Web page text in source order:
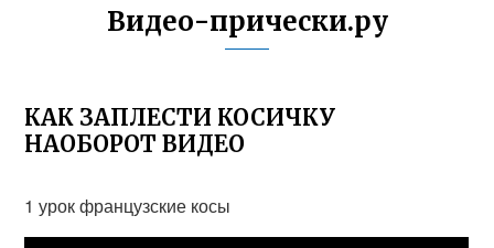
Видео-прически.ру
КАК ЗАПЛЕСТИ КОСИЧКУ
НАОБОРОТ ВИДЕО
1 урок французские косы